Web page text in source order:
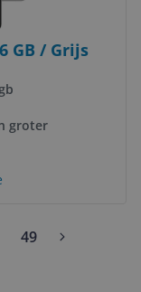
GB / Grijs
groter
pages
49